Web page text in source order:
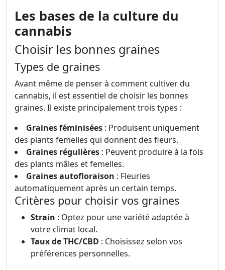
Les bases de la culture du
cannabis
Choisir les bonnes graines
Types de graines
Avant même de penser à comment cultiver du
cannabis, il est essentiel de choisir les bonnes
graines. Il existe principalement trois types :
Graines féminisées : Produisent uniquement
des plants femelles qui donnent des fleurs.
Graines régulières : Peuvent produire à la fois
des plants mâles et femelles.
Graines autofloraison : Fleuries
automatiquement après un certain temps.
Critères pour choisir vos graines
Strain : Optez pour une variété adaptée à
votre climat local.
Taux de THC/CBD : Choisissez selon vos
préférences personnelles.